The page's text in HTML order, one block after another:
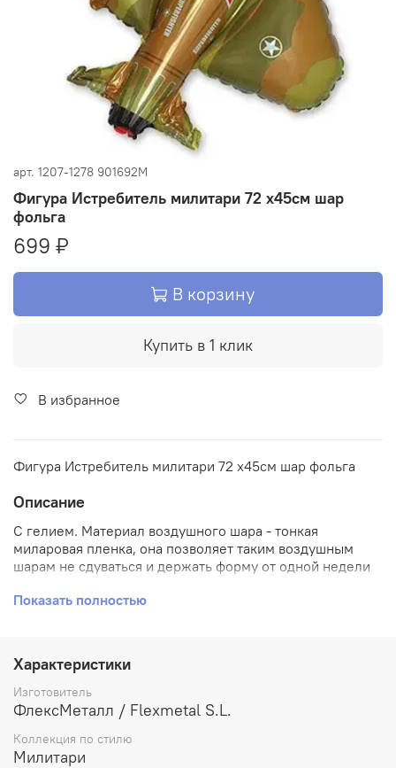
арт. 1207-1278 901692M
Фигура Истребитель милитари 72 х45см шар
фольга
699 ₽
В корзину
Купить в 1 клик
В избранное
Фигура Истребитель милитари 72 х45см шар фольга
Описание
С гелием. Материал воздушного шара - тонкая
миларовая пленка, она позволяет таким воздушным
шарам не сдуваться и держать форму от одной недели
Показать полностью
Характеристики
Изготовитель
ФлексМеталл / Flexmetal S.L.
Коллекция по стилю
Милитари